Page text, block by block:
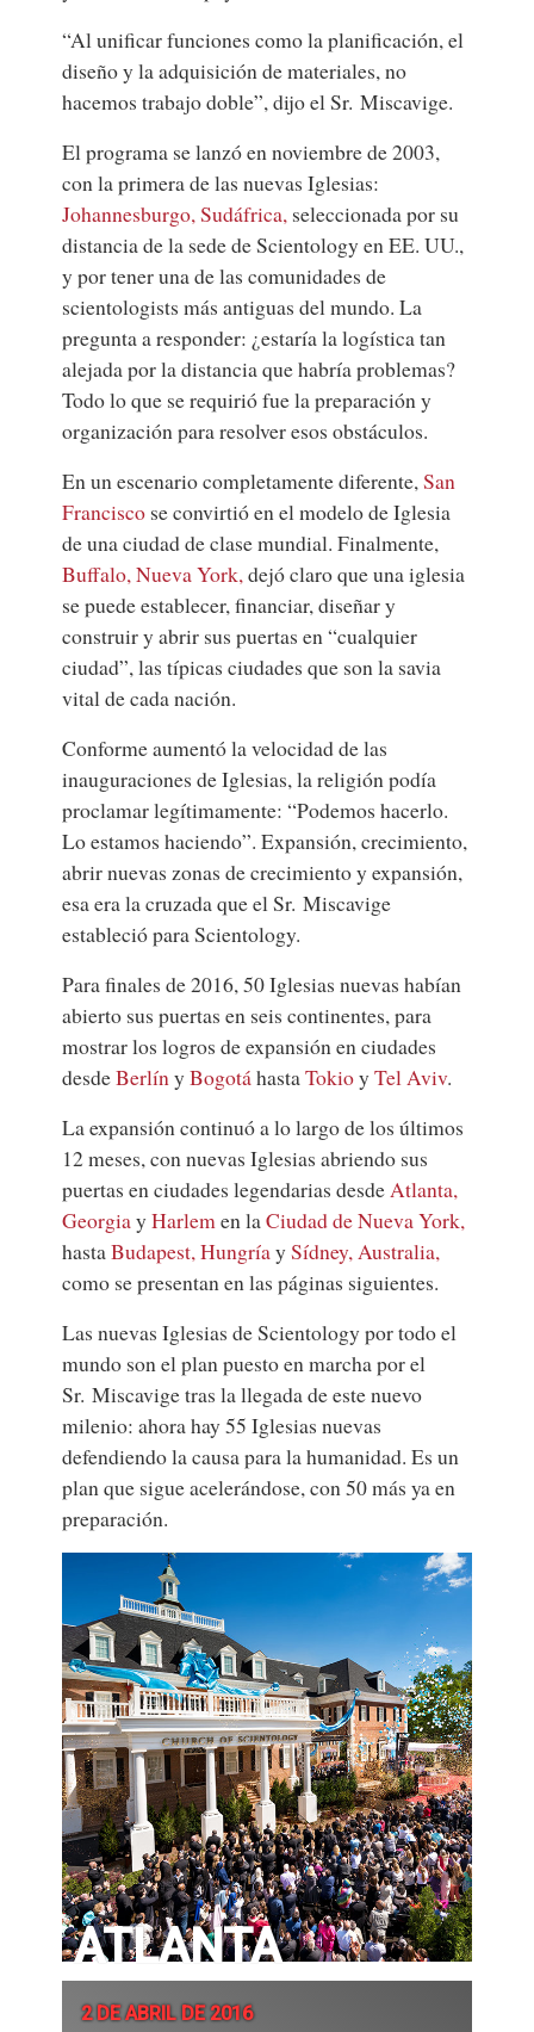
“Al unificar funciones como la planificación, el
diseño y la adquisición de materiales, no
hacemos trabajo doble”, dijo el Sr. Miscavige.
El programa se lanzó en noviembre de 2003,
con la primera de las nuevas Iglesias:
Johannesburgo, Sudáfrica, seleccionada por su
distancia de la sede de Scientology en EE. UU.,
y por tener una de las comunidades de
scientologists más antiguas del mundo. La
pregunta a responder: ¿estaría la logística tan
alejada por la distancia que habría problemas?
Todo lo que se requirió fue la preparación y
organización para resolver esos obstáculos.
En un escenario completamente diferente,San
Francisco se convirtió en el modelo de Iglesia
de una ciudad de clase mundial. Finalmente,
Buffalo, Nueva York,dejó claro que una iglesia
se puede establecer, financiar, diseñar y
construir y abrir sus puertas en “cualquier
ciudad”, las típicas ciudades que son la savia
vital de cada nación.
Conforme aumentó la velocidad de las
inauguraciones de Iglesias, la religión podía
proclamar legítimamente: “Podemos hacerlo.
Lo estamos haciendo”. Expansión, crecimiento,
abrir nuevas zonas de crecimiento y expansión,
esa era la cruzada que el Sr. Miscavige
estableció para Scientology.
Para finales de 2016, 50 Iglesias nuevas habían
abierto sus puertas en seis continentes, para
mostrar los logros de expansión en ciudades
desdeBerlínyBogotáhastaTokioyTel Aviv.
La expansión continuó a lo largo de los últimos
12 meses, con nuevas Iglesias abriendo sus
puertas en ciudades legendarias desdeAtlanta,
GeorgiayHarlemen laCiudad de Nueva York,
hastaBudapest, HungríaySídney, Australia,
como se presentan en las páginas siguientes.
Las nuevas Iglesias de Scientology por todo el
mundo son el plan puesto en marcha por el
Sr. Miscavige tras la llegada de este nuevo
milenio: ahora hay 55 Iglesias nuevas
defendiendo la causa para la humanidad. Es un
plan que sigue acelerándose, con 50 más ya en
preparación.
ATLANTA
2 DE ABRIL DE 2016